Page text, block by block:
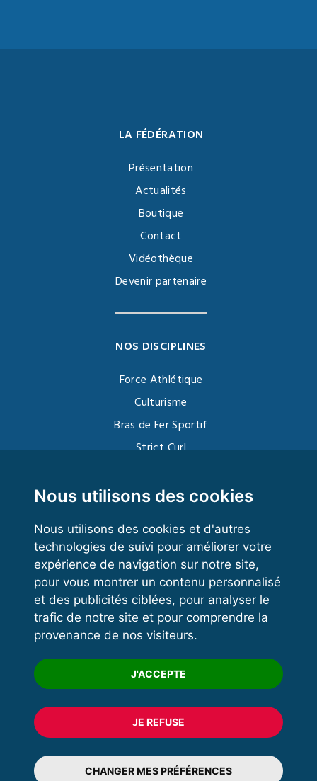
Nous utilisons des cookies
Nous utilisons des cookies et d'autres
technologies de suivi pour améliorer votre
expérience de navigation sur notre site,
pour vous montrer un contenu personnalisé
et des publicités ciblées, pour analyser le
trafic de notre site et pour comprendre la
provenance de nos visiteurs.
J'ACCEPTE
JE REFUSE
CHANGER MES PRÉFÉRENCES
LA FÉDÉRATION
Présentation
Actualités
Boutique
Contact
Vidéothèque
Devenir partenaire
NOS DISCIPLINES
Force Athlétique
Culturisme
Bras de Fer Sportif
Strict Curl
Kettlebell
VOS ESPACES
Espace dirigeant
Espace licencié
Trouver un club
Formation
© 2020 FFFORCE Tous droits réservés
Mentions légales
Plan du site